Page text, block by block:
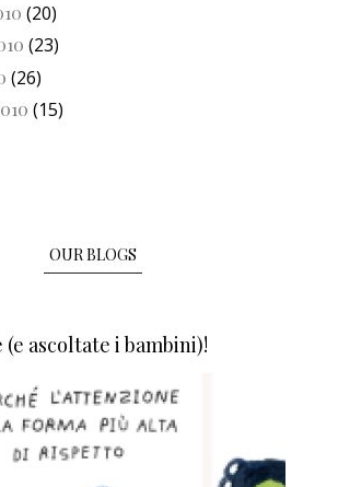
(20)
(23)
(26)
(15)
OUR BLOGS
(e ascoltate i bambini)!